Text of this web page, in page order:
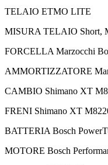
TELAIO ETMO LITE
MISURA TELAIO Short,
FORCELLA Marzocchi
AMMORTIZZATORE
CAMBIO Shimano XT
FRENI Shimano XT
BATTERIA Bosch
MOTORE Bosch